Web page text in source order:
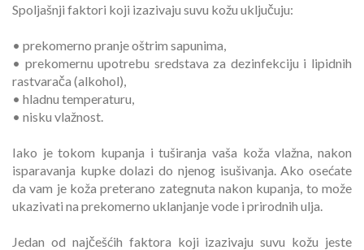
Spoljašnji faktori koji izazivaju suvu kožu uključuju:
• prekomerno pranje oštrim sapunima,
• prekomernu upotrebu sredstava za dezinfekciju i lipidnih
rastvarača (alkohol),
• hladnu temperaturu,
• nisku vlažnost.
Iako je tokom kupanja i tuširanja vaša koža vlažna, nakon
isparavanja kupke dolazi do njenog isušivanja. Ako osećate
da vam je koža preterano zategnuta nakon kupanja, to može
ukazivati na prekomerno uklanjanje vode i prirodnih ulja.
Jedan od najčešćih faktora koji izazivaju suvu kožu jeste